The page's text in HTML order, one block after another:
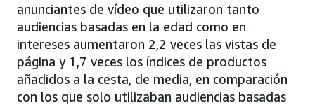
anunciantes de vídeo que utilizaron tanto
audiencias basadas en la edad como en
intereses aumentaron 2,2 veces las vistas de
página y 1,7 veces los índices de productos
añadidos a la cesta, de media, en comparación
con los que solo utilizaban audiencias basadas